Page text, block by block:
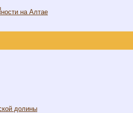
на Алтае
долины